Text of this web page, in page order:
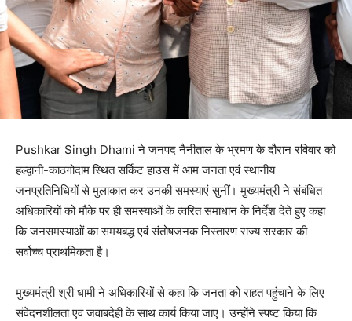
Pushkar Singh Dhami ने जनपद नैनीताल के भ्रमण के दौरान रविवार को
हल्द्वानी-काठगोदाम स्थित सर्किट हाउस में आम जनता एवं स्थानीय
जनप्रतिनिधियों से मुलाकात कर उनकी समस्याएं सुनीं। मुख्यमंत्री ने संबंधित
अधिकारियों को मौके पर ही समस्याओं के त्वरित समाधान के निर्देश देते हुए कहा
कि जनसमस्याओं का समयबद्ध एवं संतोषजनक निस्तारण राज्य सरकार की
सर्वोच्च प्राथमिकता है।
मुख्यमंत्री श्री धामी ने अधिकारियों से कहा कि जनता को राहत पहुंचाने के लिए
संवेदनशीलता एवं जवाबदेही के साथ कार्य किया जाए। उन्होंने स्पष्ट किया कि